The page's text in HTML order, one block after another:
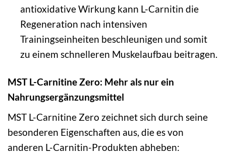
antioxidative Wirkung kann L-Carnitin die
Regeneration nach intensiven
Trainingseinheiten beschleunigen und somit
zu einem schnelleren Muskelaufbau beitragen.
MST L-Carnitine Zero: Mehr als nur ein
Nahrungsergänzungsmittel
MST L-Carnitine Zero zeichnet sich durch seine
besonderen Eigenschaften aus, die es von
anderen L-Carnitin-Produkten abheben: